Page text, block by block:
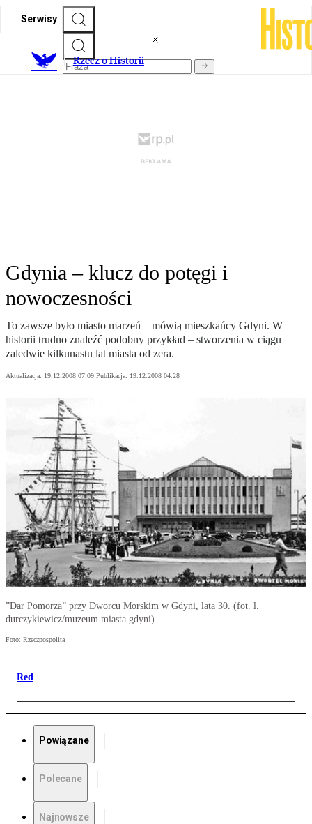
Serwisy
Rzecz o Historii
Gdynia – klucz do potęgi i
nowoczesności
To zawsze było miasto marzeń – mówią mieszkańcy Gdyni. W
historii trudno znaleźć podobny przykład – stworzenia w ciągu
zaledwie kilkunastu lat miasta od zera.
Aktualizacja: 19.12.2008 07:09 Publikacja: 19.12.2008 04:28
”Dar Pomorza” przy Dworcu Morskim w Gdyni, lata 30. (fot. l.
durczykiewicz/muzeum miasta gdyni)
Foto: Rzeczpospolita
Red
Powiązane
Polecane
Najnowsze